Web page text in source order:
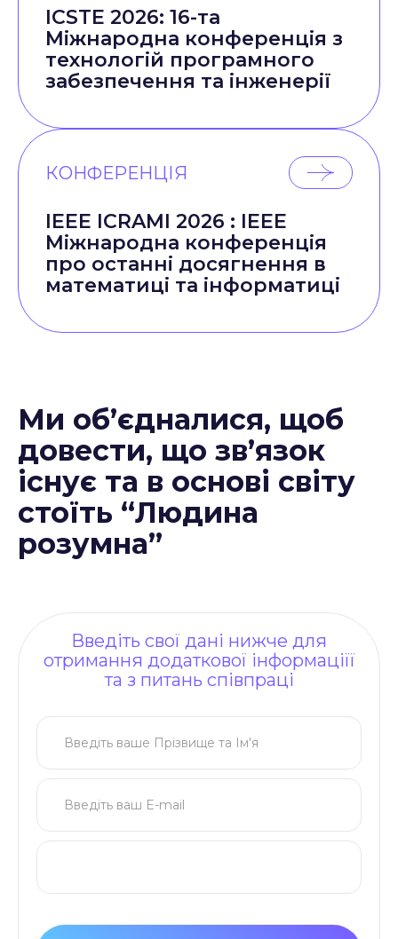
ICSTE 2026: 16-та
Міжнародна конференція з
технологій програмного
забезпечення та інженерії
КОНФЕРЕНЦІЯ
IEEE ICRAMI 2026 : IEEE
Міжнародна конференція
про останні досягнення в
математиці та інформатиці
Ми об’єдналися, щоб
довести, що зв’язок
існує та в основі світу
стоїть “Людина
розумна”
Введіть свої дані нижче для
отримання додаткової інформаціїї
та з питань співпраці